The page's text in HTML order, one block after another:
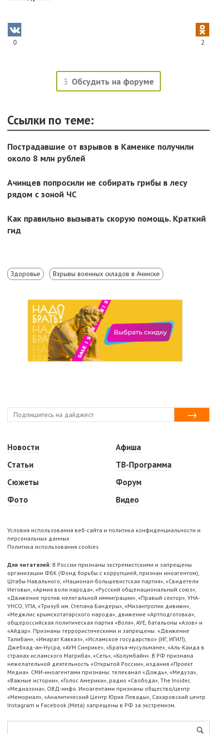
0 2
3 Обсудить на форуме
Ссылки по теме:
Пострадавшие от взрывов в Каменке получили
около 8 млн рублей
Ачинцев попросили не собирать грибы в лесу
рядом с зоной ЧС
Как правильно вызывать скорую помощь. Краткий
гид
Здоровье Взрывы военных складов в Ачинске
Новости
Статьи
Сюжеты
Фото
Афиша
ТВ-Программа
Форум
Видео
Условия использования веб-сайта и политика конфиденциальности и
персональных данных
Политика использования cookies
Для читателей: В России признаны экстремистскими и запрещены
организации ФБК (Фонд борьбы с коррупцией, признан иноагентом),
Штабы Навального, «Национал-большевистская партия», «Свидетели
Иеговы», «Армия воли народа», «Русский общенациональный союз»,
«Движение против нелегальной иммиграции», «Правый сектор», УНА-
УНСО, УПА, «Тризуб им. Степана Бандеры», «Мизантропик дивижн»,
«Меджлис крымскотатарского народа», движение «Артподготовка»,
общероссийская политическая партия «Воля», АУЕ, батальоны «Азов» и
«Айдар». Признаны террористическими и запрещены: «Движение
Талибан», «Имарат Кавказ», «Исламское государство» (ИГ, ИГИЛ),
Джебхад-ан-Нусра, «АУМ Синрике», «Братья-мусульмане», «Аль-Каида в
странах исламского Магриба», «Сеть», «Колумбайн». В РФ признана
нежелательной деятельность «Открытой России», издания «Проект
Медиа». СМИ-иноагентами признаны: телеканал «Дождь», «Медуза»,
«Важные истории», «Голос Америки», радио «Свобода», The Insider,
«Медиазона», ОВД-инфо. Иноагентами признаны общество/центр
«Мемориал», «Аналитический Центр Юрия Левады», Сахаровский центр.
Instagram и Facebook (Metа) запрещены в РФ за экстремизм.